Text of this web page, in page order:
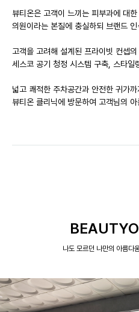
뷰티온은 고객이 느끼는 피부과에 대
의원이라는 본질에 충실하되 브랜드
고객을 고려해 설계된 프라이빗 컨셉의
세스코 공기 청정 시스템 구축, 스타일
넓고 쾌적한 주차공간과 안전한 귀가
뷰티온 클리닉에 방문하여 고객님의
나도 모르던 나만의 아름다